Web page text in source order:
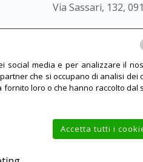
Via Sassari, 132,
© 2023 Splendid Or
social media e per analizzare il
che si occupano di analisi dei
loro o che hanno raccolto dal
Accetta tutti i